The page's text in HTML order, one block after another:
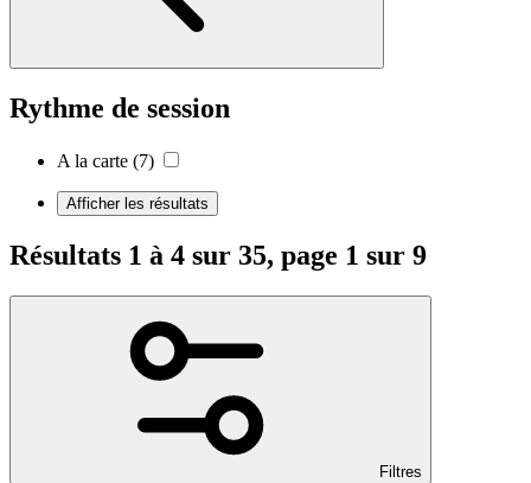
Rythme de session
A la carte (7)
Afficher les résultats
Résultats 1 à 4 sur 35, page 1 sur 9
Filtres